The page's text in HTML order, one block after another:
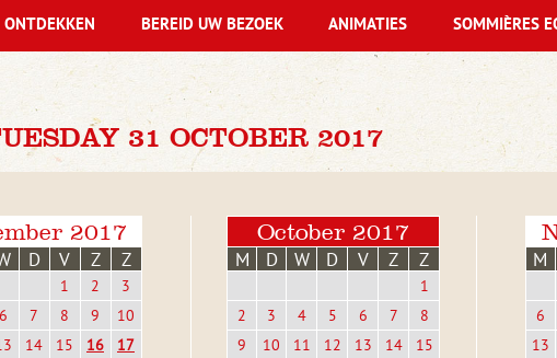
31 OCTOBER 2017
2017
D V Z Z
1 2
3
6 7 8 9
10
14 15 16
17
October 2017
M D W D V Z Z
1
2
3 4 5 6 7
8
9
10 11 12 13 14
15
M
6
13
ONTDEKKEN BEREID UW BEZOEK ANIMATIES SOMMIÈRES